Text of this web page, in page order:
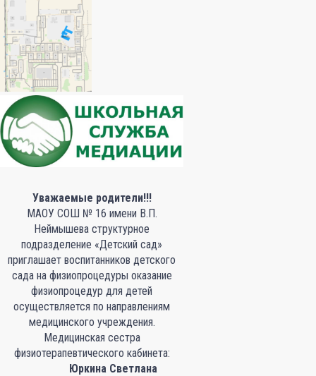
Уважаемые родители!!!
МАОУ СОШ № 16 имени В.П.
Неймышева структурное
подразделение «Детский сад»
приглашает воспитанников детского
сада на физиопроцедуры оказание
физиопроцедур для детей
осуществляется по направлениям
медицинского учреждения.
Медицинская сестра
физиотерапевтического кабинета:
Юркина Светлана